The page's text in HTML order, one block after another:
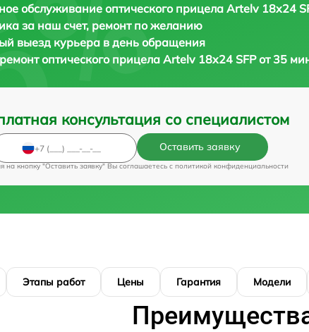
обслуживание оптического прицела Artelv 18x24
за наш счет, ремонт по желанию
выезд курьера в день обращения
оптического прицела Artelv 18x24 SFP от 35
консультация со специалистом
Оставить заявку
на кнопку "Оставить заявку" Вы соглашаетесь c политикой конфиденциальности
Этапы работ Цены Гарантия Модели